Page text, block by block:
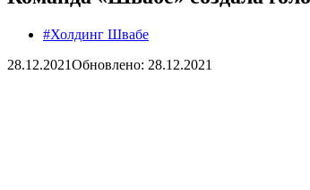
#Холдинг Швабе
28.12.2021Обновлено: 28.12.2021